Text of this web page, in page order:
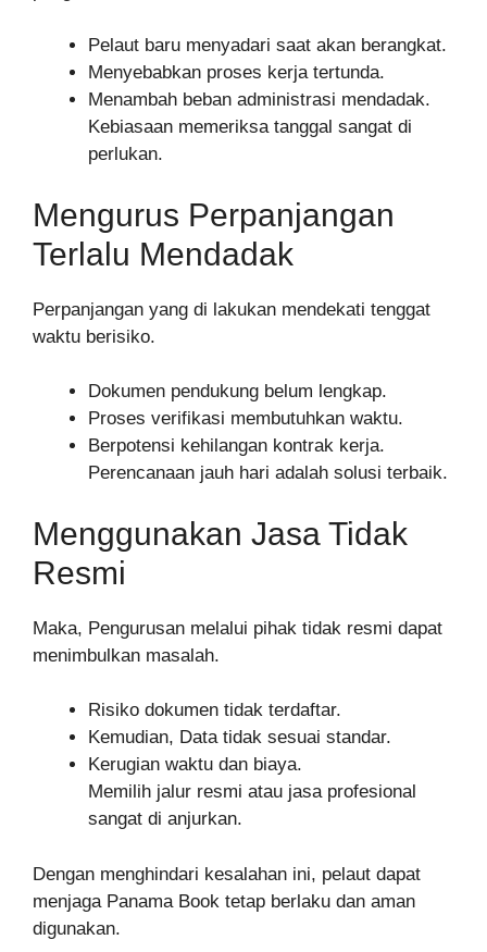
Pelaut baru menyadari saat akan berangkat.
Menyebabkan proses kerja tertunda.
Menambah beban administrasi mendadak.
Kebiasaan memeriksa tanggal sangat di
perlukan.
Mengurus Perpanjangan
Terlalu Mendadak
Perpanjangan yang di lakukan mendekati tenggat
waktu berisiko.
Dokumen pendukung belum lengkap.
Proses verifikasi membutuhkan waktu.
Berpotensi kehilangan kontrak kerja.
Perencanaan jauh hari adalah solusi terbaik.
Menggunakan Jasa Tidak
Resmi
Maka, Pengurusan melalui pihak tidak resmi dapat
menimbulkan masalah.
Risiko dokumen tidak terdaftar.
Kemudian, Data tidak sesuai standar.
Kerugian waktu dan biaya.
Memilih jalur resmi atau jasa profesional
sangat di anjurkan.
Dengan menghindari kesalahan ini, pelaut dapat
menjaga Panama Book tetap berlaku dan aman
digunakan.